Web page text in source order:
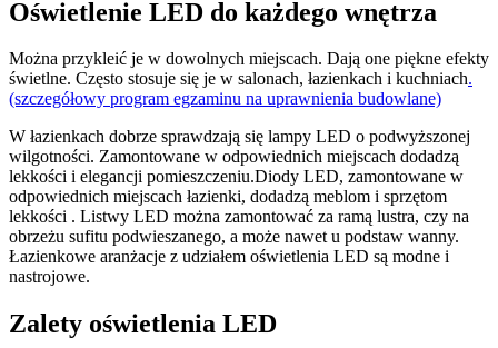
Oświetlenie LED do każdego wnętrza
Można przykleić je w dowolnych miejscach. Dają one piękne efekty
świetlne. Często stosuje się je w salonach, łazienkach i kuchniach.
(szczegółowy program egzaminu na uprawnienia budowlane)
W łazienkach dobrze sprawdzają się lampy LED o podwyższonej
wilgotności. Zamontowane w odpowiednich miejscach dodadzą
lekkości i elegancji pomieszczeniu.Diody LED, zamontowane w
odpowiednich miejscach łazienki, dodadzą meblom i sprzętom
lekkości . Listwy LED można zamontować za ramą lustra, czy na
obrzeżu sufitu podwieszanego, a może nawet u podstaw wanny.
Łazienkowe aranżacje z udziałem oświetlenia LED są modne i
nastrojowe.
Zalety oświetlenia LED